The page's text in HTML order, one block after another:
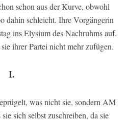
schon aus der Kurve, obwohl
dahin schleicht. Ihre Vorgängerin
ins Elysium des Nachruhms auf.
ihrer Partei nicht mehr zufügen.
I.
was nicht sie, sondern AM
sich selbst zuschreiben, da sie